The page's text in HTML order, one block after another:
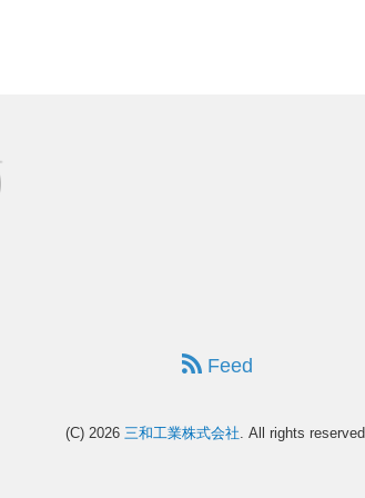
Feed
(C) 2026 三和工業株式会社 . All rights reserved.